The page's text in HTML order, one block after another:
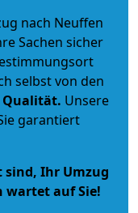
nach Neuffen
Sachen sicher
selbst von den
Qualität. Unsere
garantiert
sind, Ihr Umzug
wartet auf Sie!